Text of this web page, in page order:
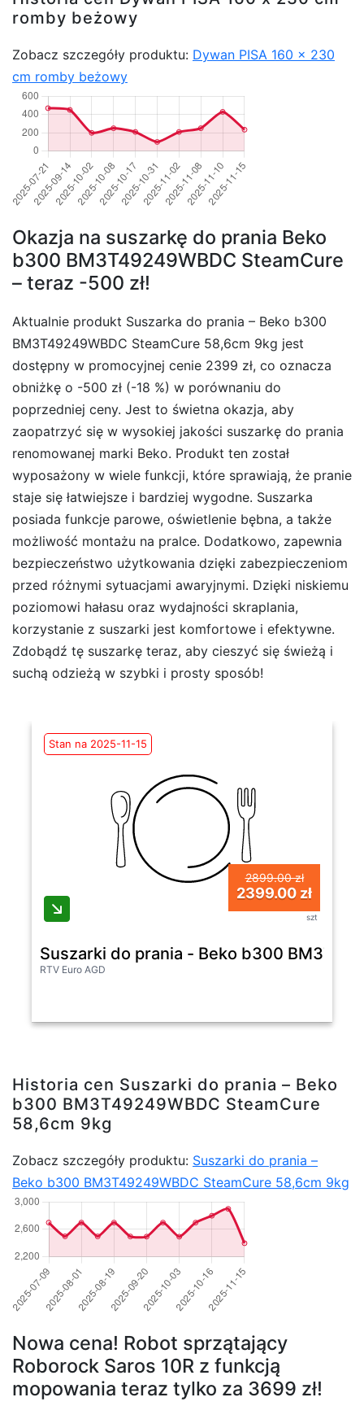
romby beżowy
Zobacz szczegóły produktu: Dywan PISA 160 x 230
cm romby beżowy
Okazja na suszarkę do prania Beko
b300 BM3T49249WBDC SteamCure
– teraz -500 zł!
Aktualnie produkt Suszarka do prania – Beko b300
BM3T49249WBDC SteamCure 58,6cm 9kg jest
dostępny w promocyjnej cenie 2399 zł, co oznacza
obniżkę o -500 zł (-18 %) w porównaniu do
poprzedniej ceny. Jest to świetna okazja, aby
zaopatrzyć się w wysokiej jakości suszarkę do prania
renomowanej marki Beko. Produkt ten został
wyposażony w wiele funkcji, które sprawiają, że pranie
staje się łatwiejsze i bardziej wygodne. Suszarka
posiada funkcje parowe, oświetlenie bębna, a także
możliwość montażu na pralce. Dodatkowo, zapewnia
bezpieczeństwo użytkowania dzięki zabezpieczeniom
przed różnymi sytuacjami awaryjnymi. Dzięki niskiemu
poziomowi hałasu oraz wydajności skraplania,
korzystanie z suszarki jest komfortowe i efektywne.
Zdobądź tę suszarkę teraz, aby cieszyć się świeżą i
suchą odzieżą w szybki i prosty sposób!
Stan na 2025-11-15
2899.00 zł
2399.00 zł
szt
Suszarki do prania - Beko b300
RTV Euro AGD
Historia cen Suszarki do prania – Beko
b300 BM3T49249WBDC SteamCure
58,6cm 9kg
Zobacz szczegóły produktu: Suszarki do prania –
Beko b300 BM3T49249WBDC SteamCure 58,6cm 9kg
Nowa cena! Robot sprzątający
Roborock Saros 10R z funkcją
mopowania teraz tylko za 3699 zł!